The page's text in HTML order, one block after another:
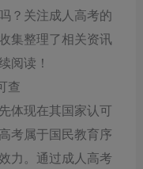
？关注成人高考的
集整理了相关资讯
阅读！
查
体现在其国家认可
考属于国民教育序
力。通过成人高考